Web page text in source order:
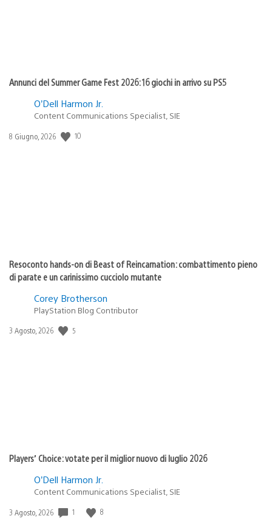
Annunci del Summer Game Fest 2026: 16 giochi in arrivo su PS5
O’Dell Harmon Jr.
Content Communications Specialist, SIE
Data
8 Giugno, 2026 10
Resoconto hands-on di Beast of Reincarnation: combattimento pieno
di parate e un carinissimo cucciolo mutante
Corey Brotherson
PlayStation Blog Contributor
Data
3 Agosto, 2026 5
Players’ Choice: votate per il miglior nuovo di luglio 2026
O’Dell Harmon Jr.
Content Communications Specialist, SIE
Data
3 Agosto, 2026 1 8